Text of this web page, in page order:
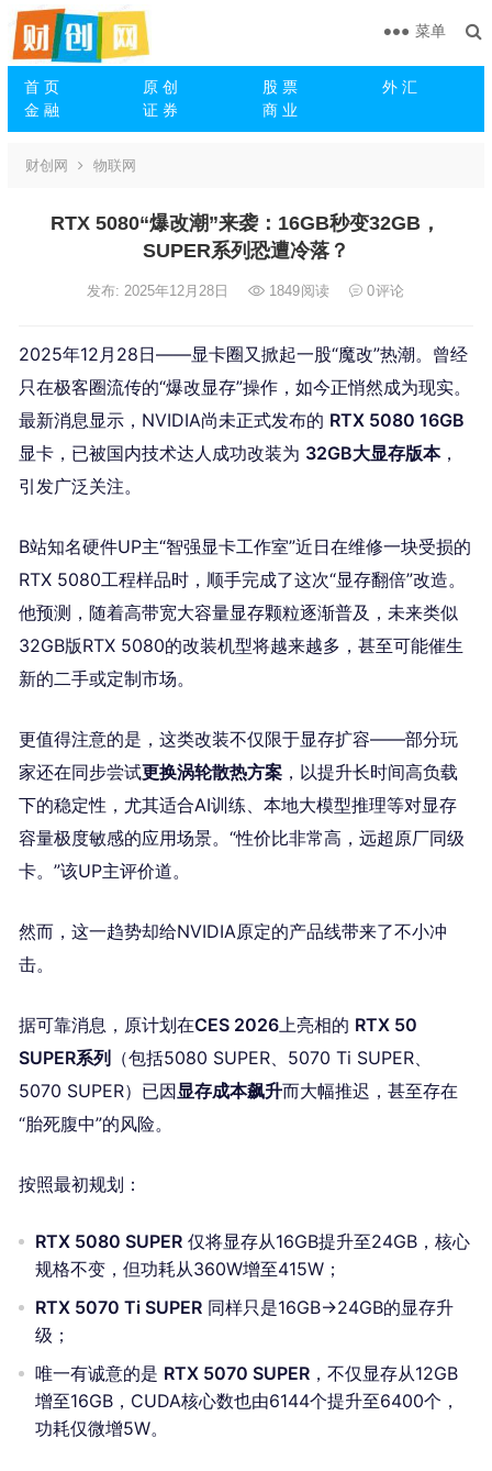
首 页 原 创 股 票
外 汇
金 融
证 券 商 业
菜单
财创网 物联网
RTX 5080“爆改潮”来袭：16GB秒变32GB，
SUPER系列恐遭冷落？
发布: 2025年12月28日 1849阅读 0评论
2025年12月28日——显卡圈又掀起一股“魔改”热潮。曾经
只在极客圈流传的“爆改显存”操作，如今正悄然成为现实。
最新消息显示，NVIDIA尚未正式发布的 RTX 5080 16GB
显卡，已被国内技术达人成功改装为 32GB大显存版本，
引发广泛关注。
B站知名硬件UP主“智强显卡工作室”近日在维修一块受损的
RTX 5080工程样品时，顺手完成了这次“显存翻倍”改造。
他预测，随着高带宽大容量显存颗粒逐渐普及，未来类似
32GB版RTX 5080的改装机型将越来越多，甚至可能催生
新的二手或定制市场。
更值得注意的是，这类改装不仅限于显存扩容——部分玩
家还在同步尝试更换涡轮散热方案，以提升长时间高负载
下的稳定性，尤其适合AI训练、本地大模型推理等对显存
容量极度敏感的应用场景。“性价比非常高，远超原厂同级
卡。”该UP主评价道。
然而，这一趋势却给NVIDIA原定的产品线带来了不小冲
击。
据可靠消息，原计划在CES 2026上亮相的 RTX 50
SUPER系列
（包括5080 SUPER、5070 Ti SUPER、
5070 SUPER）已因显存成本飙升而大幅推迟，甚至存在
“胎死腹中”的风险。
按照最初规划：
RTX 5080 SUPER仅将显存从16GB提升至24GB，核心
规格不变，但功耗从360W增至415W；
RTX 5070 Ti SUPER同样只是16GB→24GB的显存升
级；
唯一有诚意的是 RTX 5070 SUPER，不仅显存从12GB
增至16GB，CUDA核心数也由6144个提升至6400个，
功耗仅微增5W。